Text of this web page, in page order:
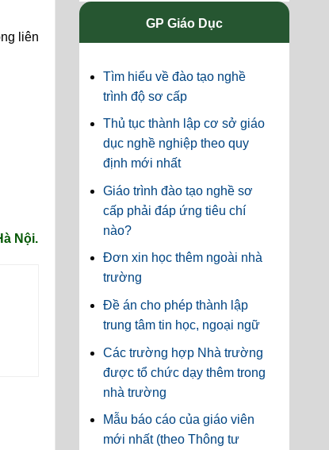
liên
Nội.
GP Giáo Dục
Tìm hiểu về đào tạo nghề
trình độ sơ cấp
Thủ tục thành lập cơ sở giáo
dục nghề nghiệp theo quy
định mới nhất
Giáo trình đào tạo nghề sơ
cấp phải đáp ứng tiêu chí
nào?
Đơn xin học thêm ngoài nhà
trường
Đề án cho phép thành lập
trung tâm tin học, ngoại ngữ
Các trường hợp Nhà trường
được tổ chức dạy thêm trong
nhà trường
Mẫu báo cáo của giáo viên
mới nhất (theo Thông tư